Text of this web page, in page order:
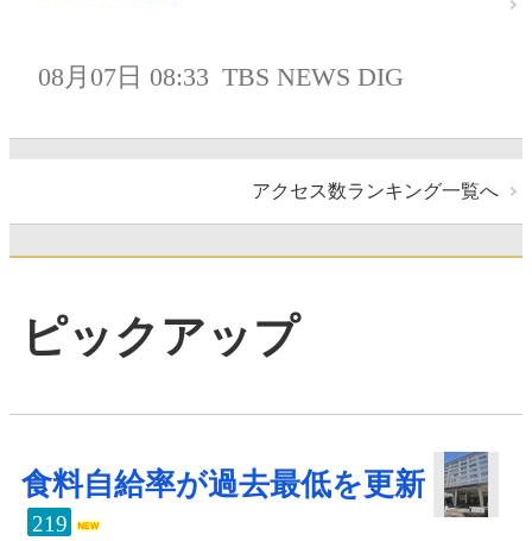
08月07日 08:33 TBS NEWS DIG
アクセス数ランキング一覧へ
ピックアップ
食料自給率が過去最低を更新
219